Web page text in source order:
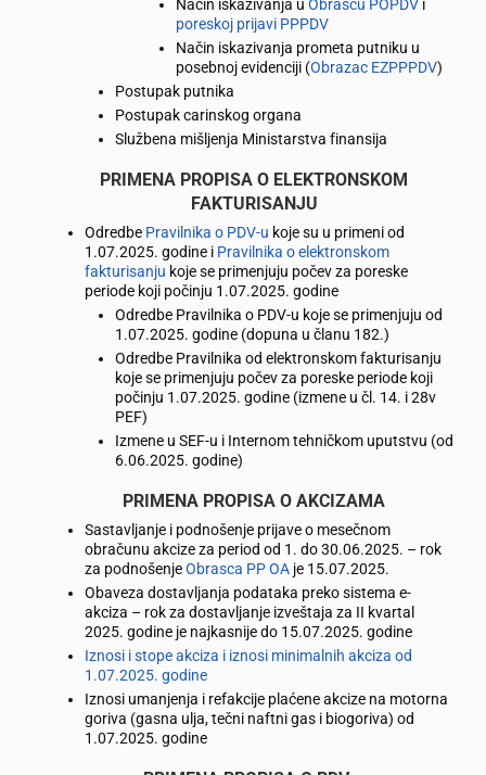
Način iskazivanja u Obrascu POPDV i
poreskoj prijavi PPPDV
Način iskazivanja prometa putniku u
posebnoj evidenciji (Obrazac EZPPPDV)
Postupak putnika
Postupak carinskog organa
Službena mišljenja Ministarstva finansija
PRIMENA PROPISA O ELEKTRONSKOM
FAKTURISANJU
Odredbe Pravilnika o PDV-u koje su u primeni od
1.07.2025. godine i Pravilnika o elektronskom
fakturisanju koje se primenjuju počev za poreske
periode koji počinju 1.07.2025. godine
Odredbe Pravilnika o PDV-u koje se primenjuju od
1.07.2025. godine (dopuna u članu 182.)
Odredbe Pravilnika od elektronskom fakturisanju
koje se primenjuju počev za poreske periode koji
počinju 1.07.2025. godine (izmene u čl. 14. i 28v
PEF)
Izmene u SEF-u i Internom tehničkom uputstvu (od
6.06.2025. godine)
PRIMENA PROPISA O AKCIZAMA
Sastavljanje i podnošenje prijave o mesečnom
obračunu akcize za period od 1. do 30.06.2025. – rok
za podnošenjeObrasca PP OA je 15.07.2025.
Obaveza dostavljanja podataka preko sistema e-
akciza – rok za dostavljanje izveštaja za II kvartal
2025. godine je najkasnije do 15.07.2025. godine
Iznosi i stope akciza i iznosi minimalnih akciza od
1.07.2025. godine
Iznosi umanjenja i refakcije plaćene akcize na motorna
goriva (gasna ulja, tečni naftni gas i biogoriva) od
1.07.2025. godine